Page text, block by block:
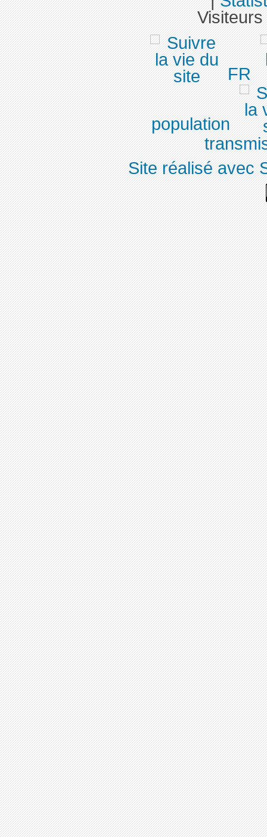
FR
population
Site réalisé avec